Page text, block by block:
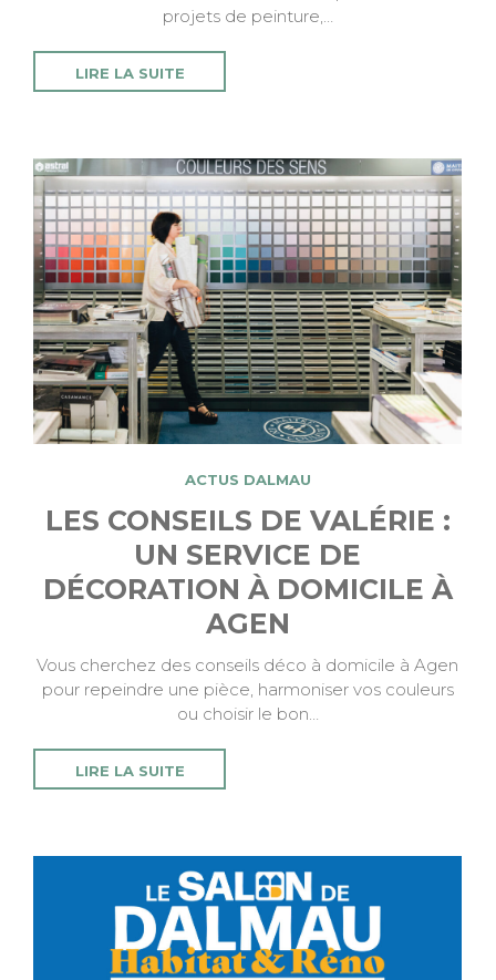
projets de peinture,…
LIRE LA SUITE
LES CONSEILS DE VALÉRIE :
UN SERVICE DE
DÉCORATION À DOMICILE À
AGEN
ACTUS DALMAU
Vous cherchez des conseils déco à domicile à Agen
pour repeindre une pièce, harmoniser vos couleurs
ou choisir le bon…
LIRE LA SUITE